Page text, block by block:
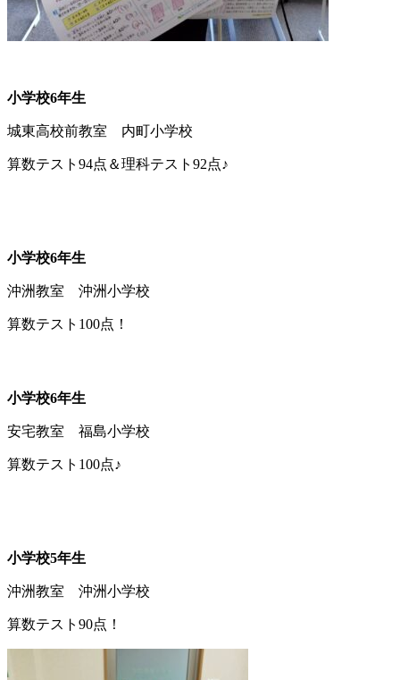
小学校6年生
城東高校前教室 内町小学校
算数テスト94点＆理科テスト92点♪
小学校6年生
沖洲教室 沖洲小学校
算数テスト100点！
小学校6年生
安宅教室 福島小学校
算数テスト100点♪
小学校5年生
沖洲教室 沖洲小学校
算数テスト90点！